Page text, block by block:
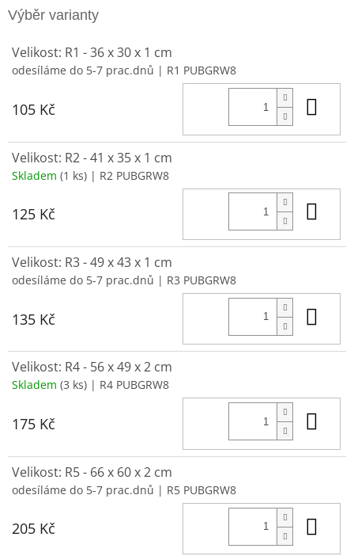
Velikost: R1 - 36 x 30 x 1 cm
odesíláme do 5-7 prac.dnů | R1 PUBGRW8
105 Kč
Velikost: R2 - 41 x 35 x 1 cm
Skladem (1 ks) | R2 PUBGRW8
125 Kč
Velikost: R3 - 49 x 43 x 1 cm
odesíláme do 5-7 prac.dnů | R3 PUBGRW8
135 Kč
Velikost: R4 - 56 x 49 x 2 cm
Skladem (3 ks) | R4 PUBGRW8
175 Kč
Velikost: R5 - 66 x 60 x 2 cm
odesíláme do 5-7 prac.dnů | R5 PUBGRW8
205 Kč